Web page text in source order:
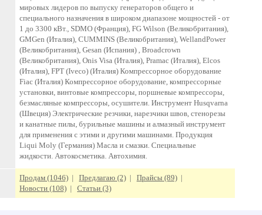
мировых лидеров по выпуску генераторов общего и
специального назначения в широком диапазоне мощностей - от
1 до 3300 кВт., SDMO (Франция), FG Wilson (Великобритания),
GMGen (Италия), CUMMINS (Великобритания), WellandPower
(Великобритания), Gesan (Испания) , Broadcrown
(Великобритания), Onis Visa (Италия), Pramac (Италия), Elcos
(Италия), FPT (Iveco) (Италия) Компрессорное оборудование
Fiac (Италия) Компрессорное оборудование, компрессорные
установки, винтовые компрессоры, поршневые компрессоры,
безмасляные компрессоры, осушители. Инструмент Husqvarna
(Швеция) Электрические резчики, нарезчики швов, стенорезы
и канатные пилы, бурильные машины и алмазный инструмент
для применения с этими и другими машинами. Продукция
Liqui Moly (Германия) Масла и смазки. Специальные
жидкости. Автокосметика. Автохимия.
Продам (1046) | Предлагаю (2) | Прайсы (89) |
Новости (108) | Статьи (3)